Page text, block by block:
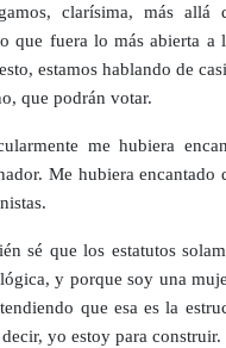
clarísima, más
que fuera lo más abierta a
estamos hablando de
que podrán votar.
me hubiera
Me hubiera encantado
sé que los estatutos
y porque soy una
que esa es la
yo estoy para construir.